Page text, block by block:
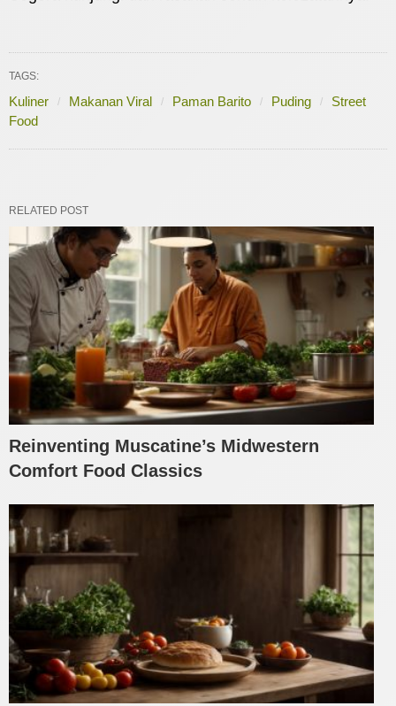
TAGS:
Kuliner Makanan Viral Paman Barito Puding
Street
Food
RELATED POST
Reinventing Muscatine’s Midwestern
Comfort Food Classics